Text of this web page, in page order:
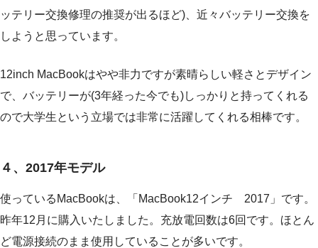
ッテリー交換修理の推奨が出るほど)、近々バッテリー交換を
しようと思っています。
12inch MacBookはやや非力ですが素晴らしい軽さとデザイン
で、バッテリーが(3年経った今でも)しっかりと持ってくれる
ので大学生という立場では非常に活躍してくれる相棒です。
４、2017年モデル
使っているMacBookは、「MacBook12インチ 2017」です。
昨年12月に購入いたしました。充放電回数は6回です。ほとん
ど電源接続のまま使用していることが多いです。